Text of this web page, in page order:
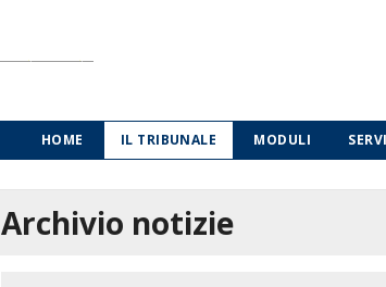
HOME IL TRIBUNALE MODULI
Archivio notizie